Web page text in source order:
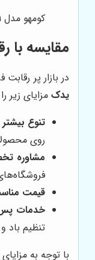
کومهو مدل Ecsta PS71 را برای توسان پیشنهاد می‌کند. این لاستیک با طراحی خاص آج و ترکیبات پیشرفته، چسبندگی خوب، ترمزگیری مناسب و سواری راحت را ارائه می‌دهد.
مقایسه با
در بازار پر
یدکمزایای زیر
تنوع
روی
مشاوره
قیمت
خدمات
تنظیم باد
با توجه به